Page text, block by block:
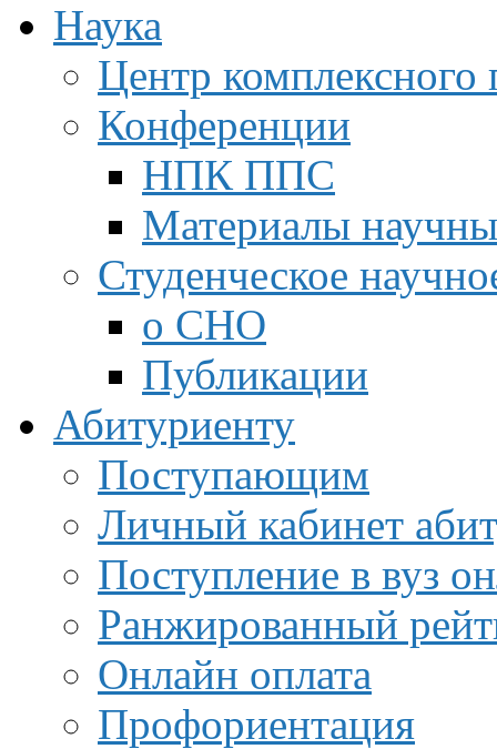
Наука
Центр
Конференции
НПК ППС
Материалы
Студенческое
о СНО
Публикации
Абитуриенту
Поступающим
Личный кабинет
Поступление в вуз
Ранжированный
Онлайн оплата
Профориентация